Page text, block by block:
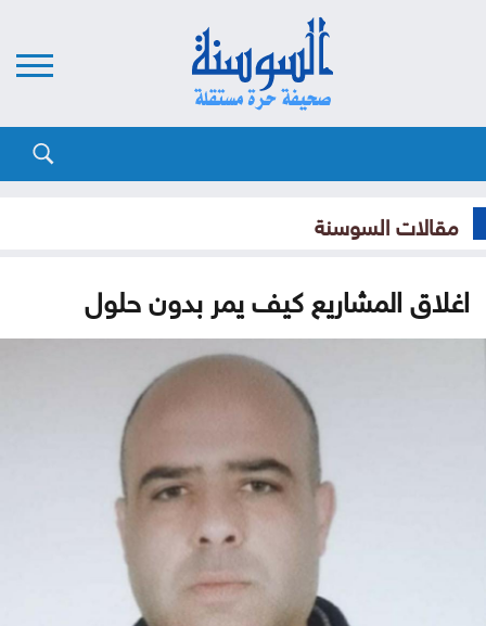
مقالات السوسنة
اغلاق المشاريع كيف يمر بدون حلول